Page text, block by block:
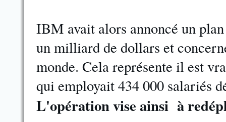
IBM avait alors annoncé un
un milliard de dollars et
monde. Cela représente il est
qui employait 434 000 salariés
L'opération vise ainsi à